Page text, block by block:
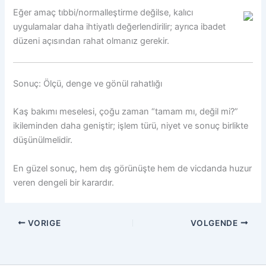
Eğer amaç tıbbi/normalleştirme değilse, kalıcı
uygulamalar daha ihtiyatlı değerlendirilir; ayrıca ibadet
düzeni açısından rahat olmanız gerekir.
Sonuç: Ölçü, denge ve gönül rahatlığı
Kaş bakımı meselesi, çoğu zaman “tamam mı, değil mi?”
ikileminden daha geniştir; işlem türü, niyet ve sonuç birlikte
düşünülmelidir.
En güzel sonuç, hem dış görünüşte hem de vicdanda huzur
veren dengeli bir karardır.
VORIGE VOLGENDE